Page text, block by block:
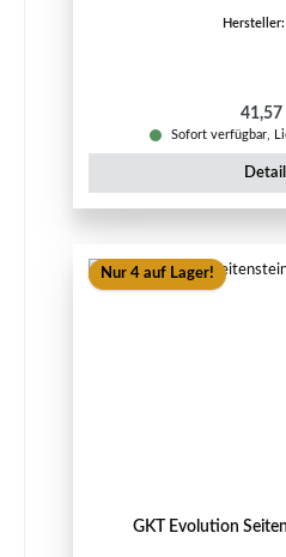
Hersteller:
41,57
Sofort verfügbar,
Nur 4 auf Lager!
GKT Evolution